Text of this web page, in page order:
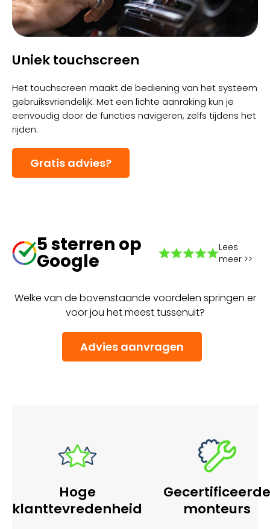
Uniek touchscreen
Het touchscreen maakt de bediening van het systeem
gebruiksvriendelijk. Met een lichte aanraking kun je
eenvoudig door de functies navigeren, zelfs tijdens het
rijden.
Gratis advies?
5 sterren op
Google
Lees
meer >>
Welke van de bovenstaande voordelen springen er
voor jou het meest tussenuit?
Advies aanvragen
Hoge
klanttevredenheid
Gecertificeerde
monteurs